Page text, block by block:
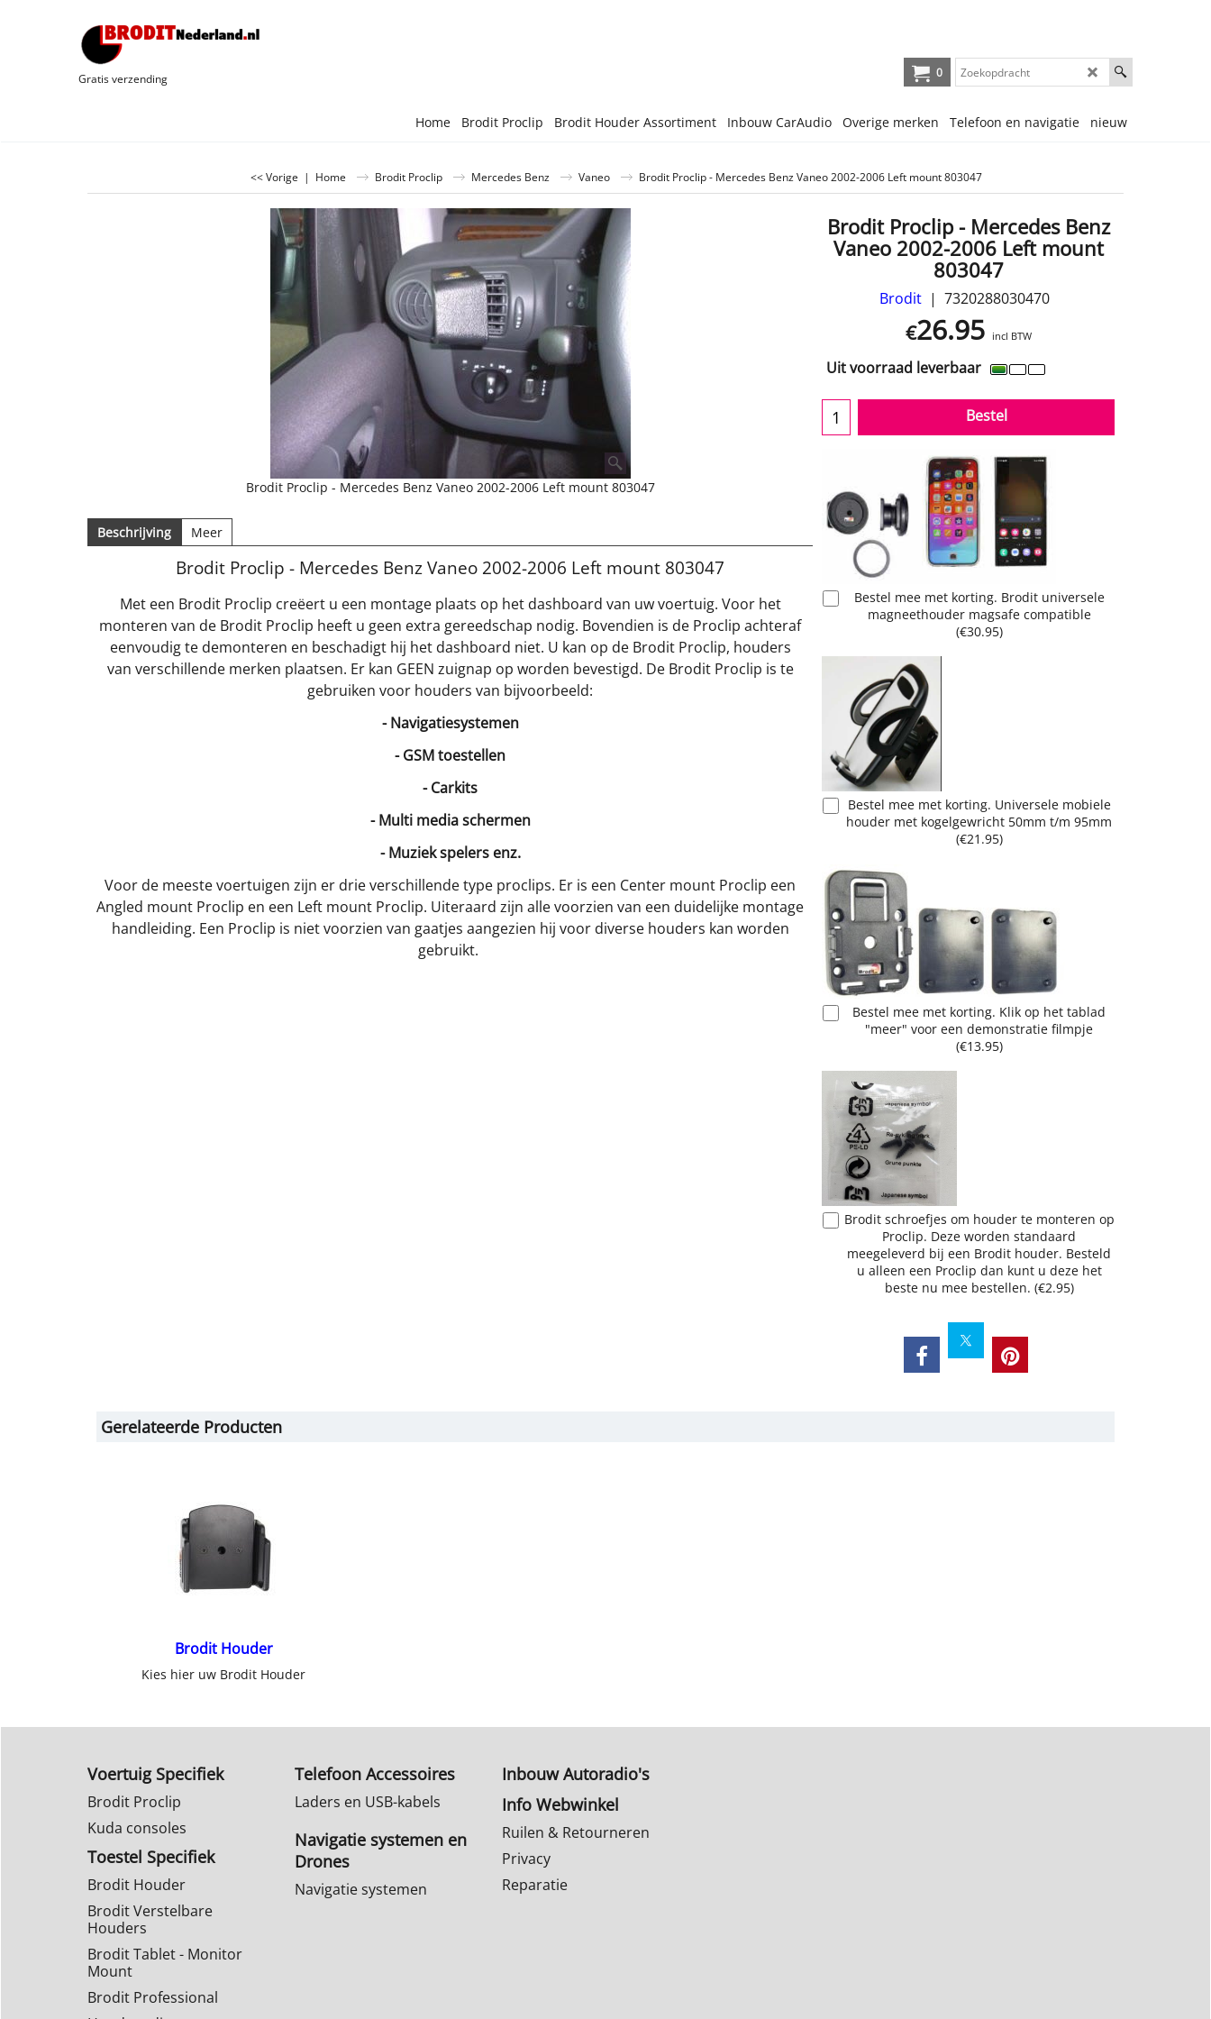
Gratis verzending 0
Home Brodit Proclip Brodit Houder Assortiment Inbouw CarAudio Overige merken Telefoon en navigatie nieuw
<< Vorige | Home Brodit Proclip Mercedes Benz Vaneo Brodit Proclip - Mercedes Benz Vaneo 2002-2006 Left mount 803047
Brodit Proclip - Mercedes Benz Vaneo 2002-2006 Left mount 803047
Brodit Proclip - Mercedes Benz
Vaneo 2002-2006 Left mount
803047
Brodit 7320288030470
€26.95 incl BTW
Uit voorraad leverbaar
Bestel
Bestel mee met korting. Brodit universele
magneethouder magsafe compatible
(€30.95)
Bestel mee met korting. Universele mobiele
houder met kogelgewricht 50mm t/m 95mm
(€21.95)
Bestel mee met korting. Klik op het tablad
"meer" voor een demonstratie filmpje
(€13.95)
Brodit schroefjes om houder te monteren op
Proclip. Deze worden standaard
meegeleverd bij een Brodit houder. Besteld
u alleen een Proclip dan kunt u deze het
beste nu mee bestellen. (€2.95)
Beschrijving Meer
Brodit Proclip - Mercedes Benz Vaneo 2002-2006 Left mount 803047
Met een Brodit Proclip creëert u een montage plaats op het dashboard van uw voertuig. Voor het
monteren van de Brodit Proclip heeft u geen extra gereedschap nodig. Bovendien is de Proclip achteraf
eenvoudig te demonteren en beschadigt hij het dashboard niet. U kan op de Brodit Proclip, houders
van verschillende merken plaatsen. Er kan GEEN zuignap op worden bevestigd. De Brodit Proclip is te
gebruiken voor houders van bijvoorbeeld:
- Navigatiesystemen
- GSM toestellen
- Carkits
- Multi media schermen
- Muziek spelers enz.
Voor de meeste voertuigen zijn er drie verschillende type proclips. Er is een Center mount Proclip een
Angled mount Proclip en een Left mount Proclip. Uiteraard zijn alle voorzien van een duidelijke montage
handleiding. Een Proclip is niet voorzien van gaatjes aangezien hij voor diverse houders kan worden
gebruikt.
Gerelateerde Producten
Brodit Houder
Kies hier uw Brodit Houder
Voertuig Specifiek
Brodit Proclip
Kuda consoles
Toestel Specifiek
Brodit Houder
Brodit Verstelbare
Houders
Brodit Tablet - Monitor
Mount
Brodit Professional
Telefoon Accessoires
Laders en USB-kabels
Navigatie systemen en
Drones
Navigatie systemen
Inbouw Autoradio's
Info Webwinkel
Ruilen & Retourneren
Privacy
Reparatie